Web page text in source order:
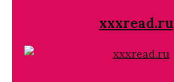
xxxread.ru